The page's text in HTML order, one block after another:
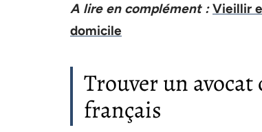
A lire en complément : Vieillir
domicile
Trouver un
français